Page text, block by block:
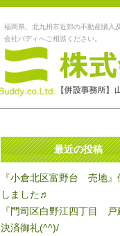
福岡県、北九州市近郊の不動産購入
会社バディへご相談ください。
最近の投稿
『小倉北区富野台 売地』
しました♬
『門司区白野江四丁目 戸
決済御礼(^^)/